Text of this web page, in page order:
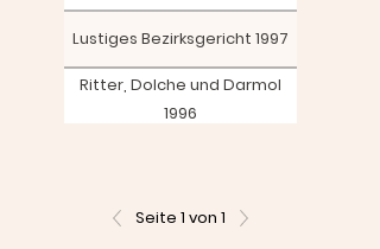
Lustiges Bezirksgericht 1997
Ritter, Dolche und Darmol
1996
Seite 1 von 1